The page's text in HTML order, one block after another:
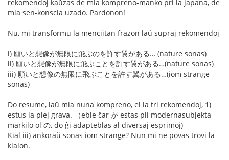
rekomendoj kaŭzas de mia kompreno-manko pri la japana, de
mia sen-konscia uzado. Pardonon!
Nu, mi transformu la menciitan frazon laŭ supraj rekomendoj
i) 願いと想像が無限に飛ぶのを許す翼がある… (nature sonas)
ii) 願いと想像が無限に飛ぶことを許す翼がある…(nature sonas)
iii) 願いと想像の無限に飛ぶことを許す翼がある…(iom strange
sonas)
Do resume, laŭ mia nuna kompreno, el la tri rekomendoj, 1)
estus la plej grava. （eble ĉar が estas pli modernasubjekta
markilo ol の, do ĝi adapteblas al diversaj esprimoj)
Kial iii) ankoraŭ sonas iom strange? Nun mi ne povas trovi la
kialon.